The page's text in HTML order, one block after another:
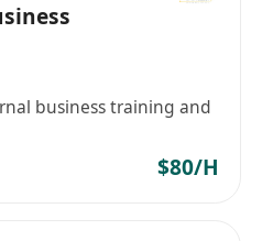
考慮；
及Microsoft Excel入
經驗優先；
通能力，能有效協調內部
business training and
$80/H